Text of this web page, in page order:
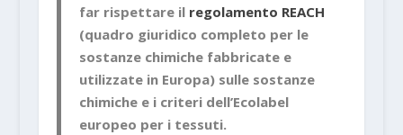
far rispettare il regolamento REACH
(quadro giuridico completo per le
sostanze chimiche fabbricate e
utilizzate in Europa) sulle sostanze
chimiche e i criteri dell’Ecolabel
europeo per i tessuti.